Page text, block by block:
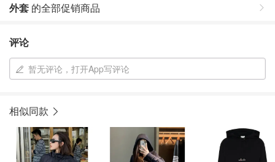
外套 的全部促销商品
评论
暂无评论，打开App写评论
相似同款